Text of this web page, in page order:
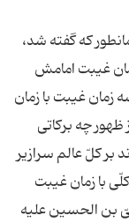
،بزرگترین گرفتاری عصر (3) همانطور که گفته شد،
غیبت امامش
زمان غیبت با زمان
چه برکاتی
کلّ عالم سرازیر
با زمان غیبت
بن الحسین علیه